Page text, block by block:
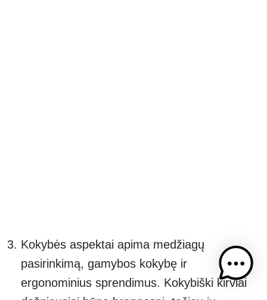
Kokybės aspektai apima medžiagų
pasirinkimą, gamybos kokybę ir
ergonominius sprendimus. Kokybiški kirviai